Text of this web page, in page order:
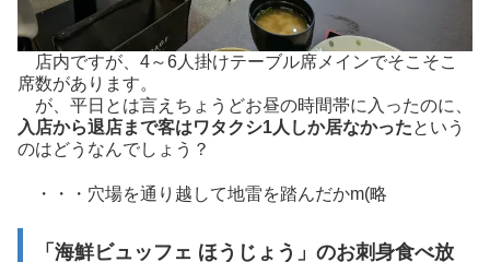
店内ですが、4～6人掛けテーブル席メインでそこそこ
席数があります。
が、平日とは言えちょうどお昼の時間帯に入ったのに、
入店から退店まで客はワタクシ1人しか居なかったという
のはどうなんでしょう？
・・・穴場を通り越して地雷を踏んだかm(略
「海鮮ビュッフェ ほうじょう」のお刺身食べ放